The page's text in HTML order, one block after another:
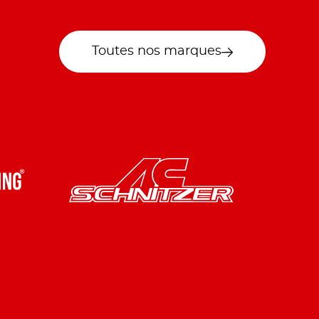
Toutes nos marques